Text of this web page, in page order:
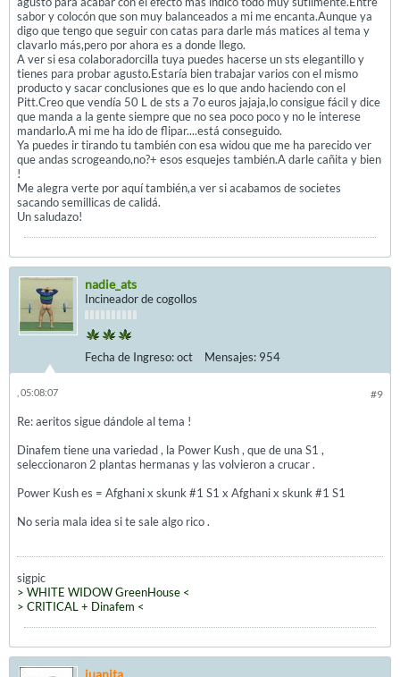
sabor y colocón que son muy balanceados a mi me encanta.Aunque ya
digo que tengo que seguir con catas para darle más matices al tema y
clavarlo más,pero por ahora es a donde llego.
A ver si esa colaboradorcilla tuya puedes hacerse un sts elegantillo y
tienes para probar agusto.Estaría bien trabajar varios con el mismo
producto y sacar conclusiones que es lo que ando haciendo con el
Pitt.Creo que vendía 50 L de sts a 7o euros jajaja,lo consigue fácil y dice
que manda a la gente siempre que no sea poco poco y no le interese
mandarlo.A mi me ha ido de flipar....está conseguido.
Ya puedes ir tirando tu también con esa widou que me ha parecido ver
que andas scrogeando,no?+ esos esquejes también.A darle cañita y bien
!
Me alegra verte por aquí también,a ver si acabamos de societes
sacando semillicas de calidá.
Un saludazo!
nadie_ats
Incineador de cogollos
Fecha de Ingreso:oct Mensajes: 954
#9
, 05:08:07
Re: aeritos sigue dándole al tema !
Dinafem tiene una variedad , la Power Kush , que de una S1 ,
seleccionaron 2 plantas hermanas y las volvieron a crucar .
Power Kush es = Afghani x skunk #1 S1 x Afghani x skunk #1 S1
No seria mala idea si te sale algo rico .
sigpic
> WHITE WIDOW GreenHouse <
> CRITICAL + Dinafem <
juanita